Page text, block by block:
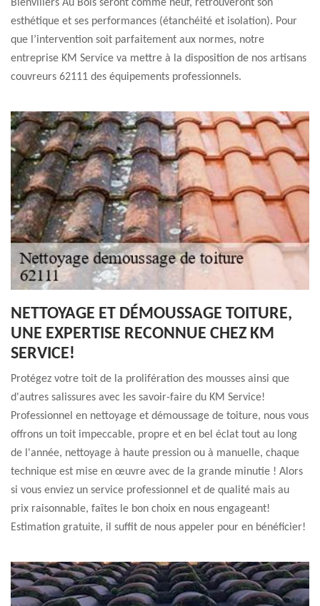
Bienvillers Au Bois seront comme neuf, retrouveront son
esthétique et ses performances (étanchéité et isolation). Pour
que l’intervention soit parfaitement aux normes, notre
entreprise KM Service va mettre à la disposition de nos artisans
couvreurs 62111 des équipements professionnels.
NETTOYAGE ET DÉMOUSSAGE TOITURE,
UNE EXPERTISE RECONNUE CHEZ KM
SERVICE!
Protégez votre toit de la prolifération des mousses ainsi que
d'autres salissures avec les savoir-faire du KM Service!
Professionnel en nettoyage et démoussage de toiture, nous vous
offrons un toit impeccable, propre et en bel éclat tout au long
de l'année, nettoyage à haute pression ou à manuelle, chaque
technique est mise en œuvre avec de la grande minutie ! Alors
si vous enviez un service professionnel et de qualité mais au
prix raisonnable, faîtes le bon choix en nous engageant!
Estimation gratuite, il suffit de nous appeler pour en bénéficier!